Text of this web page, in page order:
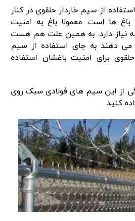
از سیم خاردار حلقوی در کنار
باغ ها است. معمولا باغ به امنیت
نیاز دارد. به همین علت هم هست
دهند به جای استفاده از سیم
برای امنیت باغشان استفاده
از این سیم های فولادی سبک روی
کنید.